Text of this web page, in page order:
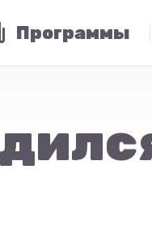
Программы